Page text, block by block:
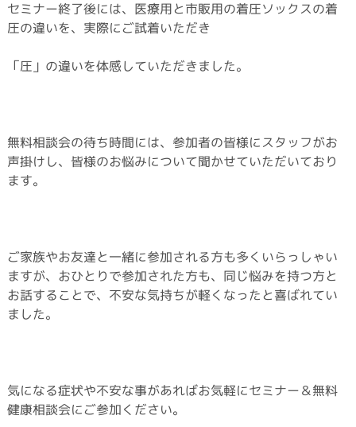
セミナー終了後には、医療用と市販用の着圧ソックスの着
圧の違いを、実際にご試着いただき
「圧」の違いを体感していただきました。
無料相談会の待ち時間には、参加者の皆様にスタッフがお
声掛けし、皆様のお悩みについて聞かせていただいており
ます。
ご家族やお友達と一緒に参加される方も多くいらっしゃい
ますが、おひとりで参加された方も、同じ悩みを持つ方と
お話することで、不安な気持ちが軽くなったと喜ばれてい
ました。
気になる症状や不安な事があればお気軽にセミナー＆無料
健康相談会にご参加ください。